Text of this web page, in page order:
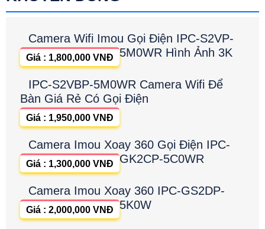
Camera Wifi Imou Gọi Điện IPC-S2VP-
5M0WR Hình Ảnh 3K
Giá : 1,800,000 VNĐ
IPC-S2VBP-5M0WR Camera Wifi Để
Bàn Giá Rẻ Có Gọi Điện
Giá : 1,950,000 VNĐ
Camera Imou Xoay 360 Gọi Điện IPC-
GK2CP-5C0WR
Giá : 1,300,000 VNĐ
Camera Imou Xoay 360 IPC-GS2DP-
5K0W
Giá : 2,000,000 VNĐ